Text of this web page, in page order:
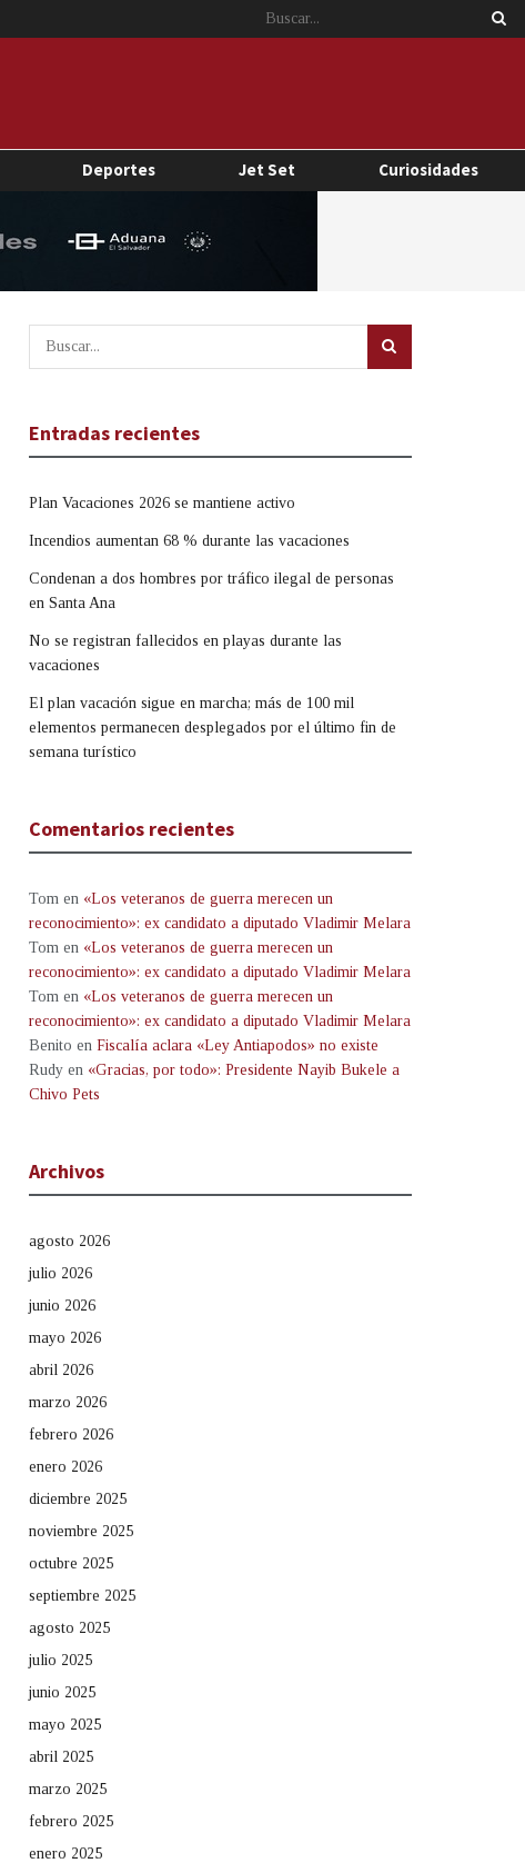
Deportes Jet Set Curiosidades
Entradas recientes
Plan Vacaciones 2026 se mantiene activo
Incendios aumentan 68 % durante las vacaciones
Condenan a dos hombres por tráfico ilegal de personas
en Santa Ana
No se registran fallecidos en playas durante las
vacaciones
El plan vacación sigue en marcha; más de 100 mil
elementos permanecen desplegados por el último fin de
semana turístico
Comentarios recientes
Tom en «Los veteranos de guerra merecen un
reconocimiento»: ex candidato a diputado Vladimir Melara
Tom en «Los veteranos de guerra merecen un
reconocimiento»: ex candidato a diputado Vladimir Melara
Tom en «Los veteranos de guerra merecen un
reconocimiento»: ex candidato a diputado Vladimir Melara
Benito en Fiscalía aclara «Ley Antiapodos» no existe
Rudy en «Gracias, por todo»: Presidente Nayib Bukele a
Chivo Pets
Archivos
agosto 2026
julio 2026
junio 2026
mayo 2026
abril 2026
marzo 2026
febrero 2026
enero 2026
diciembre 2025
noviembre 2025
octubre 2025
septiembre 2025
agosto 2025
julio 2025
junio 2025
mayo 2025
abril 2025
marzo 2025
febrero 2025
enero 2025